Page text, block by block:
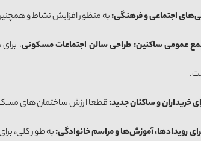
اجتماعی و فرهنگی:به منظور افزایش نشاط و
عمومی ساکنین: طراحی سالن اجتماعات مسکونی،
خریداران و ساکنان جدید:قطعا ارزش ساختمان های
رویدادها، آموزش‌ها و مراسم خانوادگی:به طور کلی،